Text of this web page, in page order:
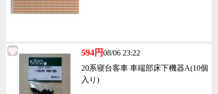
594円08/06 23:22
20系寝台客車 車端部床下機器A(10個
入り)